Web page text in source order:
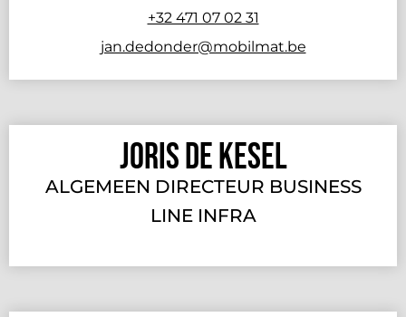
+32 471 07 02 31
jan.dedonder@mobilmat.be
Joris De Kesel
ALGEMEEN DIRECTEUR BUSINESS
LINE INFRA